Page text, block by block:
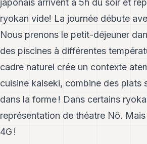
japonais arrivent à 5h du soir et
ryokan vide! La journée débute
Nous prenons le petit-déjeuner
des piscines à différentes
cadre naturel crée un contexte
cuisine kaiseki, combine des plats
dans la forme ! Dans certains
représentation de théatre Nô.
4G !